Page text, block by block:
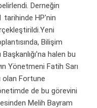
Derneğin
tarihinde HP'nin
Bilişim
halen bu
Yönetmeni Fatih Sarı
olan Fortune
de bu görevini
Melih Bayram